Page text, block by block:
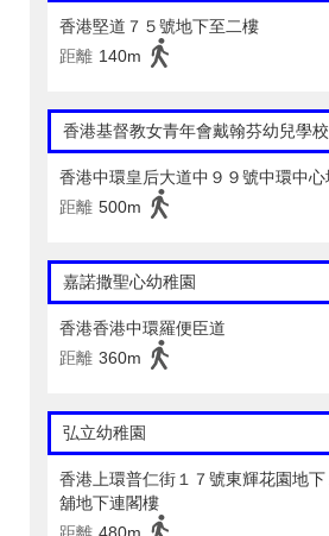
香港堅道７５號地下至二樓
距離 140m
香港基督教女青年會戴翰芬幼兒學校
香港中環皇后大道中９９號中環中心
距離 500m
嘉諾撒聖心幼稚園
香港香港中環羅便臣道
距離 360m
弘立幼稚園
香港上環普仁街１７號東輝花園地
舖地下連閣樓